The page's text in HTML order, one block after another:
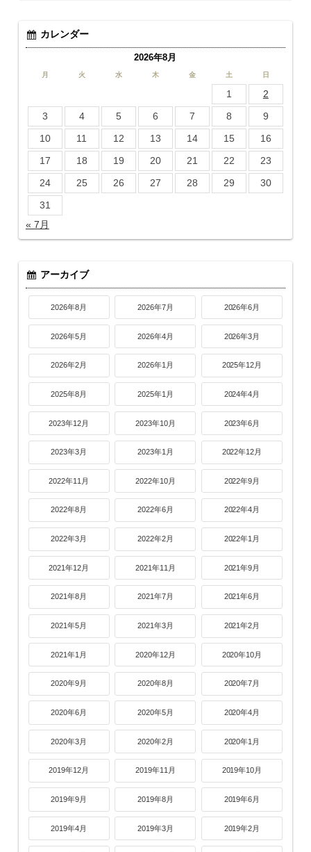
カレンダー
2026年8月
月 火 水 木 金 土 日
1
2
3
4 5 6 7 8
9
10
11 12 13 14 15
16
17
18 19 20 21 22
23
24
25 26 27 28 29
30
31
« 7月
アーカイブ
2026年8月 2026年7月 2026年6月
2026年5月 2026年4月 2026年3月
2026年2月 2026年1月 2025年12月
2025年8月 2025年1月 2024年4月
2023年12月 2023年10月 2023年6月
2023年3月 2023年1月 2022年12月
2022年11月 2022年10月 2022年9月
2022年8月 2022年6月 2022年4月
2022年3月 2022年2月 2022年1月
2021年12月 2021年11月 2021年9月
2021年8月 2021年7月 2021年6月
2021年5月 2021年3月 2021年2月
2021年1月 2020年12月 2020年10月
2020年9月 2020年8月 2020年7月
2020年6月 2020年5月 2020年4月
2020年3月 2020年2月 2020年1月
2019年12月 2019年11月 2019年10月
2019年9月 2019年8月 2019年6月
2019年4月 2019年3月 2019年2月